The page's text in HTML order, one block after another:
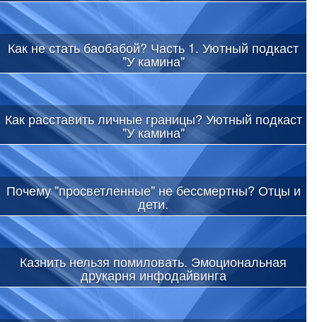
Как не стать баобабой? Часть 1. Уютный подкаст
"У камина"
Как расставить личные границы? Уютный подкаст
"У камина"
Почему "просветленные" не бессмертны? Отцы и
дети.
Казнить нельзя помиловать. Эмоциональная
друкарня инфодайвинга